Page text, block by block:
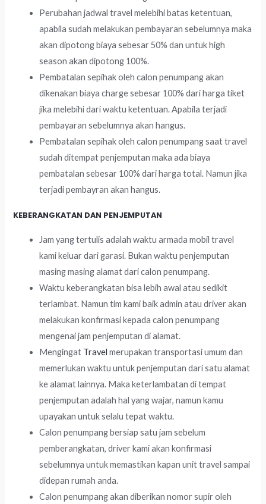
Perubahan jadwal travel melebihi batas ketentuan,
apabila sudah melakukan pembayaran sebelumnya maka
akan dipotong biaya sebesar 50% dan untuk high
season akan dipotong 100%.
Pembatalan sepihak oleh calon penumpang akan
dikenakan biaya charge sebesar 100% dari harga tiket
jika melebihi dari waktu ketentuan. Apabila terjadi
pembayaran sebelumnya akan hangus.
Pembatalan sepihak oleh calon penumpang saat travel
sudah ditempat penjemputan maka ada biaya
pembatalan sebesar 100% dari harga total. Namun jika
terjadi pembayran akan hangus.
KEBERANGKATAN DAN PENJEMPUTAN
Jam yang tertulis adalah waktu armada mobil travel
kami keluar dari garasi. Bukan waktu penjemputan
masing masing alamat dari calon penumpang.
Waktu keberangkatan bisa lebih awal atau sedikit
terlambat. Namun tim kami baik admin atau driver akan
melakukan konfirmasi kepada calon penumpang
mengenai jam penjemputan di alamat.
Mengingat Travel merupakan transportasi umum dan
memerlukan waktu untuk penjemputan dari satu alamat
ke alamat lainnya. Maka keterlambatan di tempat
penjemputan adalah hal yang wajar, namun kamu
upayakan untuk selalu tepat waktu.
Calon penumpang bersiap satu jam sebelum
pemberangkatan, driver kami akan konfirmasi
sebelumnya untuk memastikan kapan unit travel sampai
didepan rumah anda.
Calon penumpang akan diberikan nomor supir oleh